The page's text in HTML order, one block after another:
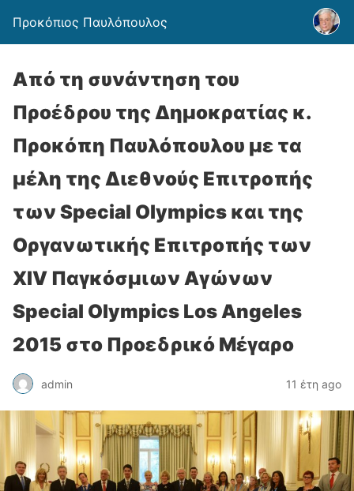
Προκόπιος Παυλόπουλος
Από τη συνάντηση του
Προέδρου της Δημοκρατίας κ.
Προκόπη Παυλόπουλου με τα
μέλη της Διεθνούς Επιτροπής
των Special Olympics και της
Οργανωτικής Επιτροπής των
XIV Παγκόσμιων Αγώνων
Special Olympics Los Angeles
2015 στο Προεδρικό Μέγαρο
admin 11 έτη ago